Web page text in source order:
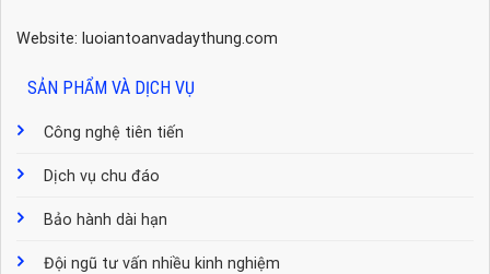
Website: luoiantoanvadaythung.com
SẢN PHẨM VÀ DỊCH VỤ
Công nghệ tiên tiến
Dịch vụ chu đáo
Bảo hành dài hạn
Đội ngũ tư vấn nhiều kinh nghiệm